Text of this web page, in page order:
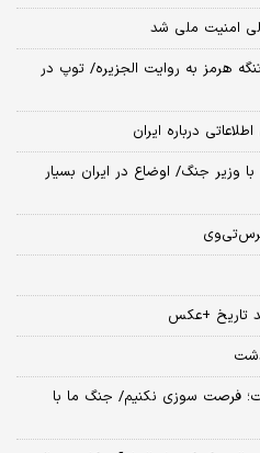
امنیت ملی شد
هرمز به روایت الجزیره/ توپ در
درباره ایران
وزیر جنگ/ اوضاع در ایران بسیار
پرس‌تی‌وی
تاریخ +عکس
فرصت سوزی نکنیم/ جنگ ما با